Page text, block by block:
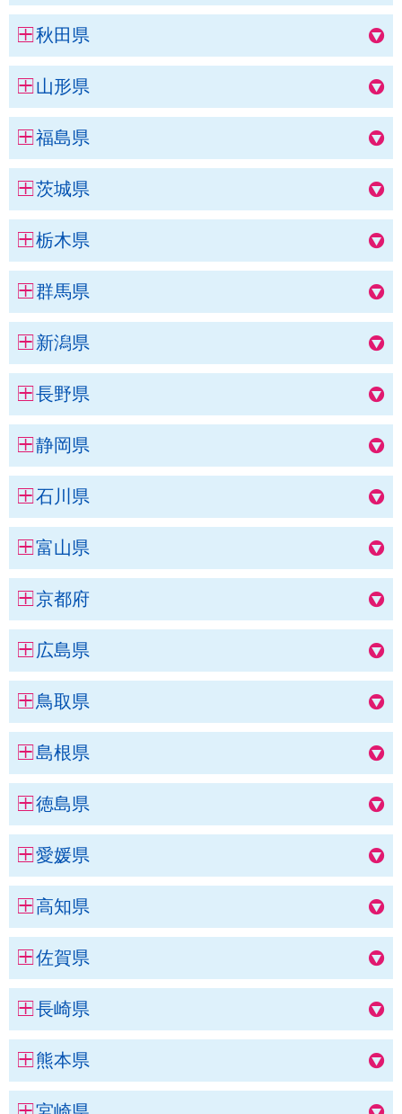
秋田県
山形県
福島県
茨城県
栃木県
群馬県
新潟県
長野県
静岡県
石川県
富山県
京都府
広島県
鳥取県
島根県
徳島県
愛媛県
高知県
佐賀県
長崎県
熊本県